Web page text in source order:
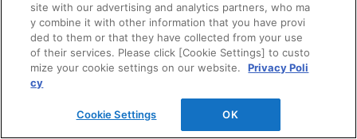
BIM用テクスチャー
図面（PDF）
site with our advertising and analytics partners, who ma
y combine it with other information that you have provi
ded to them or that they have collected from your use
of their services. Please click [Cookie Settings] to custo
mize your cookie settings on our website.
Privacy Poli
cy
Cookie Settings OK